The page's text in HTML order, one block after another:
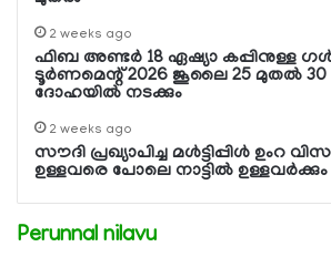
2 weeks ago
ഫിബ അണ്ടര്‍ 18 ഏഷ്യാ കപ്പിനുള്ള
ടൂര്‍ണമെന്റ് 2026 ജൂലൈ 25 മുതല്‍
ദോഹയില്‍ നടക്കും
2 weeks ago
സൗദി പ്രഖ്യാപിച്ച മള്‍ട്ടിപ്പിള്‍ ഉംറ
ഉള്ളവരെ പോലെ നാട്ടില്‍
Perunnal nilavu